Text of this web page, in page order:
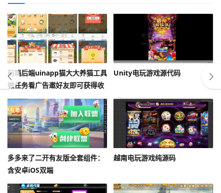
前端后端uinapp猫大大养猫工具
做任务看广告邀好友即可获得收
益猫力合成游戏
Unity电玩游戏源代码
多多来了二开有友版全套组件：
含安卓iOS双端
越南电玩游戏纯源码